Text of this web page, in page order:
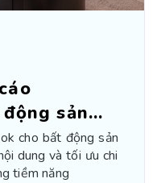
sản
cho bất động sản
dung và tối ưu chi
tiềm năng